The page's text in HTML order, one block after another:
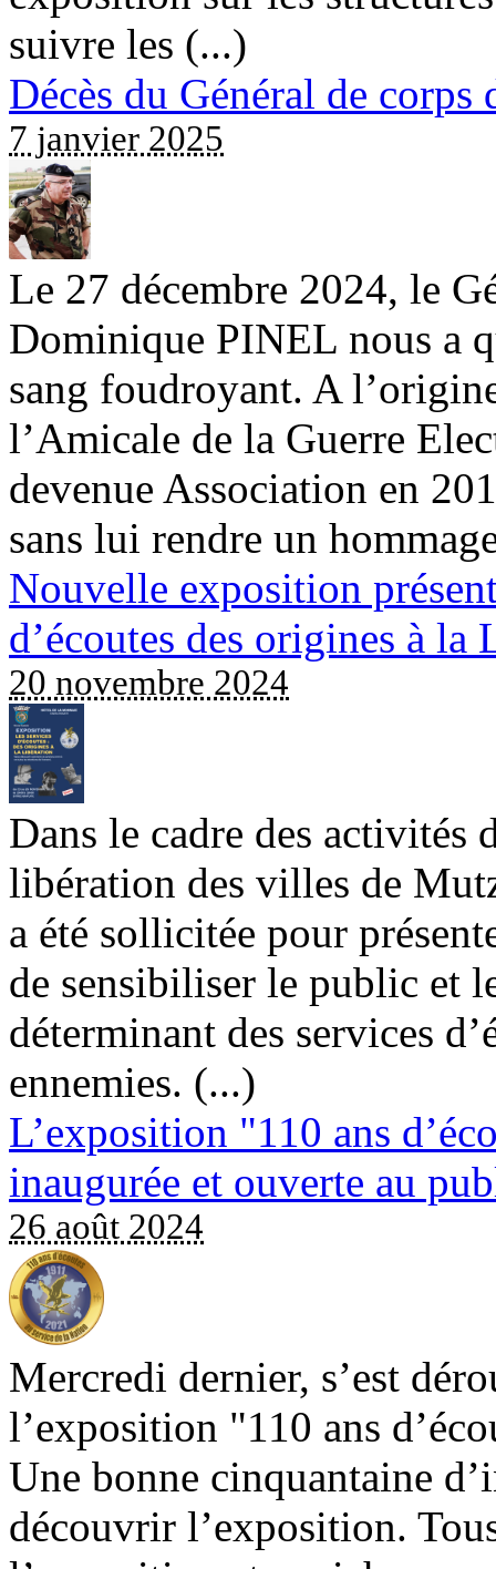
suivre les (...)
Décès du Général de
7 janvier 2025
Le 27 décembre 2024, le
Dominique PINEL nous a
sang foudroyant. A
l’Amicale de la Guerre
devenue Association en
sans lui rendre un
Nouvelle exposition
d’écoutes des origines à la
20 novembre 2024
Dans le cadre des activités
libération des villes de
a été sollicitée pour
de sensibiliser le public et
déterminant des services
ennemies. (...)
L’exposition "110 ans
inaugurée et ouverte au
26 août 2024
Mercredi dernier, s’est
l’exposition "110 ans
Une bonne cinquantaine
découvrir l’exposition.